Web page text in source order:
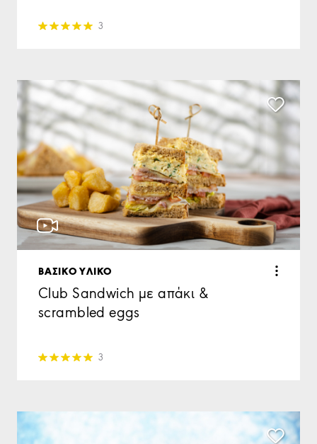
3
ΒΑΣΙΚΟ ΥΛΙΚΟ
Club Sandwich με απάκι &
scrambled eggs
3